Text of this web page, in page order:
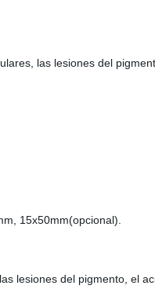
las lesiones del
15x50mm(opcional).
lesiones del pigmento, el